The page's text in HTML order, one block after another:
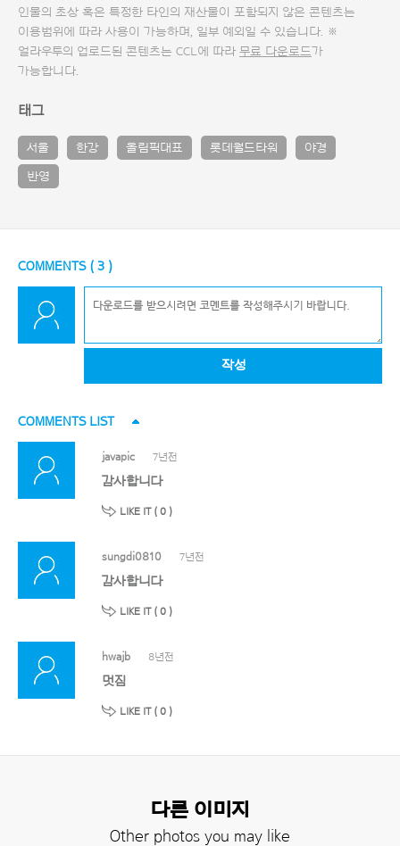
인물의 초상 혹은 특정한 타인의 재산물이 포함되지 않은 콘텐츠는
이용범위에 따라 사용이 가능하며, 일부 예외일 수 있습니다. ※
얼라우투의 업로드된 콘텐츠는 CCL에 따라 무료 다운로드가
가능합니다.
태그
서울 한강 올림픽대표 롯데월드타워 야경
반영
COMMENTS ( 3 )
작성
COMMENTS LIST
javapic 7년전
감사합니다
LIKE IT ( 0 )
sungdi0810 7년전
감사합니다
LIKE IT ( 0 )
hwajb 8년전
멋짐
LIKE IT ( 0 )
다른 이미지
Other photos you may like